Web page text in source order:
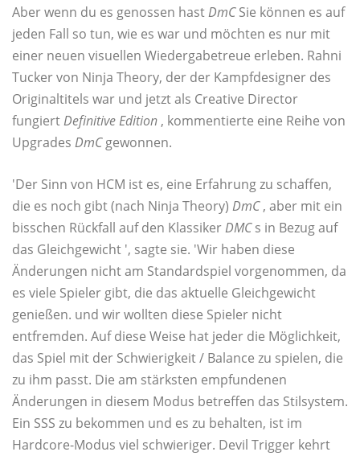
Aber wenn du es genossen hastDmCSie können es auf
jeden Fall so tun, wie es war und möchten es nur mit
einer neuen visuellen Wiedergabetreue erleben. Rahni
Tucker von Ninja Theory, der der Kampfdesigner des
Originaltitels war und jetzt als Creative Director
fungiertDefinitive Edition , kommentierte eine Reihe von
Upgrades DmCgewonnen.
'Der Sinn von HCM ist es, eine Erfahrung zu schaffen,
die es noch gibt (nach Ninja Theory) DmC, aber mit ein
bisschen Rückfall auf den KlassikerDMCs in Bezug auf
das Gleichgewicht ', sagte sie. 'Wir haben diese
Änderungen nicht am Standardspiel vorgenommen, da
es viele Spieler gibt, die das aktuelle Gleichgewicht
genießen. und wir wollten diese Spieler nicht
entfremden. Auf diese Weise hat jeder die Möglichkeit,
das Spiel mit der Schwierigkeit / Balance zu spielen, die
zu ihm passt. Die am stärksten empfundenen
Änderungen in diesem Modus betreffen das Stilsystem.
Ein SSS zu bekommen und es zu behalten, ist im
Hardcore-Modus viel schwieriger. Devil Trigger kehrt